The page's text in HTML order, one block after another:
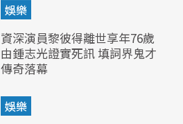
娛樂
資深演員黎彼得離世享年76歲
由鍾志光證實死訊 填詞界鬼才
傳奇落幕
娛樂